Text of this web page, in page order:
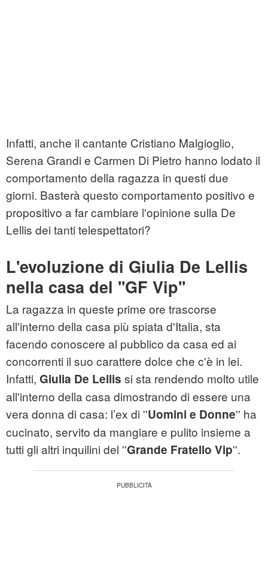
Infatti, anche il cantante Cristiano Malgioglio,
Serena Grandi e Carmen Di Pietro hanno lodato il
comportamento della ragazza in questi due
giorni. Basterà questo comportamento positivo e
propositivo a far cambiare l'opinione sulla De
Lellis dei tanti telespettatori?
L'evoluzione di Giulia De Lellis
nella casa del ''GF Vip''
La ragazza in queste prime ore trascorse
all'interno della casa più spiata d'Italia, sta
facendo conoscere al pubblico da casa ed ai
concorrenti il suo carattere dolce che c'è in lei.
Infatti, Giulia De Lellis si sta rendendo molto utile
all'interno della casa dimostrando di essere una
vera donna di casa: l’ex di ''Uomini e Donne'' ha
cucinato, servito da mangiare e pulito insieme a
tutti gli altri inquilini del ''Grande Fratello Vip''.